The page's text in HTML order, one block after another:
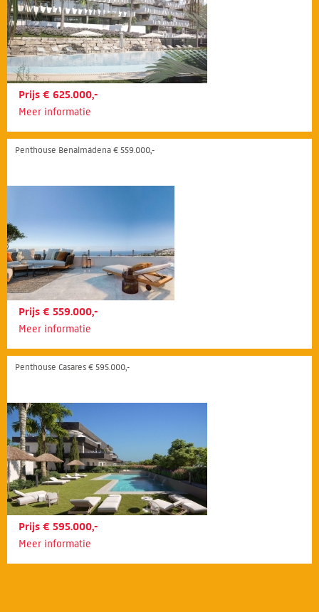
Prijs € 625.000,-
Meer informatie
Penthouse Benalmádena € 559.000,-
Prijs € 559.000,-
Meer informatie
Penthouse Casares € 595.000,-
Prijs € 595.000,-
Meer informatie